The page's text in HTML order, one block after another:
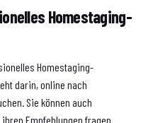
Homestaging-
Homestaging-
darin, online nach
Sie können auch
Empfehlungen fragen.